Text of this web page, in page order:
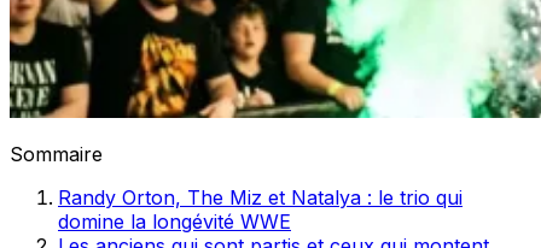
Sommaire
Randy Orton, The Miz et Natalya : le trio qui
domine la longévité WWE